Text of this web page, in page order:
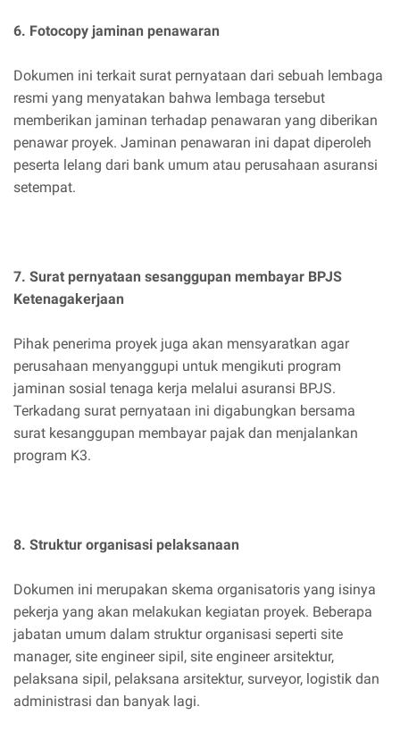
6. Fotocopy jaminan penawaran
Dokumen ini terkait surat pernyataan dari sebuah lembaga
resmi yang menyatakan bahwa lembaga tersebut
memberikan jaminan terhadap penawaran yang diberikan
penawar proyek. Jaminan penawaran ini dapat diperoleh
peserta lelang dari bank umum atau perusahaan asuransi
setempat.
7. Surat pernyataan sesanggupan membayar BPJS
Ketenagakerjaan
Pihak penerima proyek juga akan mensyaratkan agar
perusahaan menyanggupi untuk mengikuti program
jaminan sosial tenaga kerja melalui asuransi BPJS.
Terkadang surat pernyataan ini digabungkan bersama
surat kesanggupan membayar pajak dan menjalankan
program K3.
8. Struktur organisasi pelaksanaan
Dokumen ini merupakan skema organisatoris yang isinya
pekerja yang akan melakukan kegiatan proyek. Beberapa
jabatan umum dalam struktur organisasi seperti site
manager, site engineer sipil, site engineer arsitektur,
pelaksana sipil, pelaksana arsitektur, surveyor, logistik dan
administrasi dan banyak lagi.